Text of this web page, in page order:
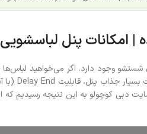
پنل لباسشویی